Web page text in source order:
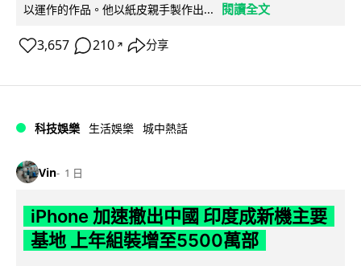
以運作的作品。他以紙皮親手製作出...
閱讀全文
3,657 210 ↗ 分享
科技娛樂 生活娛樂 城中熱話
Vin 1 日
iPhone 加速撤出中國 印度成新機主要
基地 上年組裝增至5500萬部